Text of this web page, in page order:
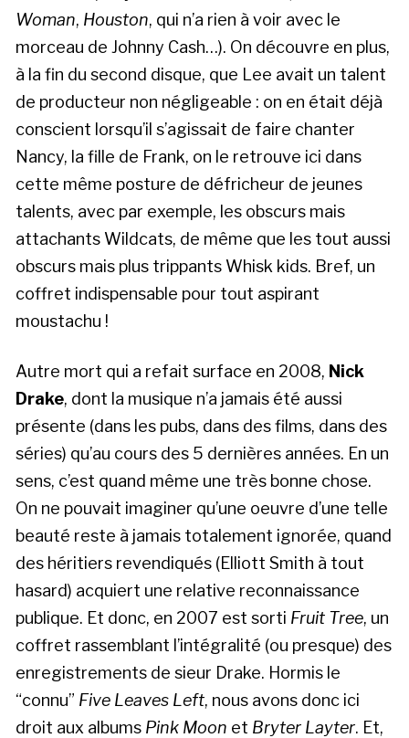
Woman, Houston, qui n’a rien à voir avec le
morceau de Johnny Cash…). On découvre en plus,
à la fin du second disque, que Lee avait un talent
de producteur non négligeable : on en était déjà
conscient lorsqu’il s’agissait de faire chanter
Nancy, la fille de Frank, on le retrouve ici dans
cette même posture de défricheur de jeunes
talents, avec par exemple, les obscurs mais
attachants Wildcats, de même que les tout aussi
obscurs mais plus trippants Whisk kids. Bref, un
coffret indispensable pour tout aspirant
moustachu !
Autre mort qui a refait surface en 2008, Nick
Drake, dont la musique n’a jamais été aussi
présente (dans les pubs, dans des films, dans des
séries) qu’au cours des 5 dernières années. En un
sens, c’est quand même une très bonne chose.
On ne pouvait imaginer qu’une oeuvre d’une telle
beauté reste à jamais totalement ignorée, quand
des héritiers revendiqués (Elliott Smith à tout
hasard) acquiert une relative reconnaissance
publique. Et donc, en 2007 est sorti Fruit Tree, un
coffret rassemblant l’intégralité (ou presque) des
enregistrements de sieur Drake. Hormis le
“connu” Five Leaves Left, nous avons donc ici
droit aux albums Pink Moon et Bryter Layter. Et,